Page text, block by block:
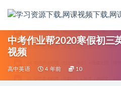
中考作业帮2020寒假初三
视频
高中英语 4 年前 10